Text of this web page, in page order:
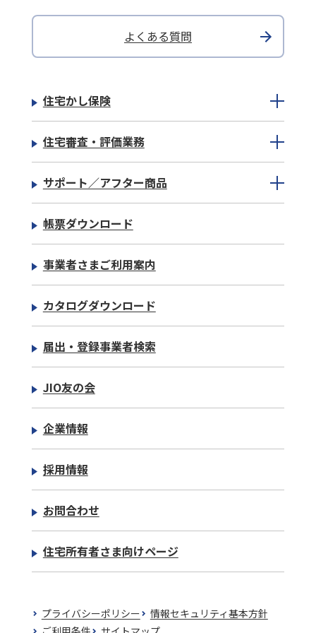
住宅かし保険
住宅審査・評価業務
サポート／アフター商品
帳票ダウンロード
事業者さまご利用案内
カタログダウンロード
届出・登録事業者検索
JIO友の会
企業情報
採用情報
お問合わせ
住宅所有者さま向けページ
よくある質問
プライバシーポリシー
情報セキュリティ基本方針